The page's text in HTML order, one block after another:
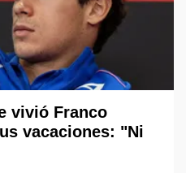
vivió Franco
vacaciones: "Ni